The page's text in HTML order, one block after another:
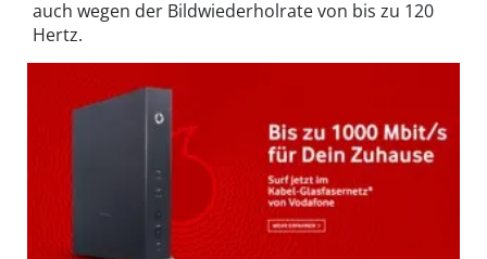
auch wegen der Bildwiederholrate von bis zu 120
Hertz.